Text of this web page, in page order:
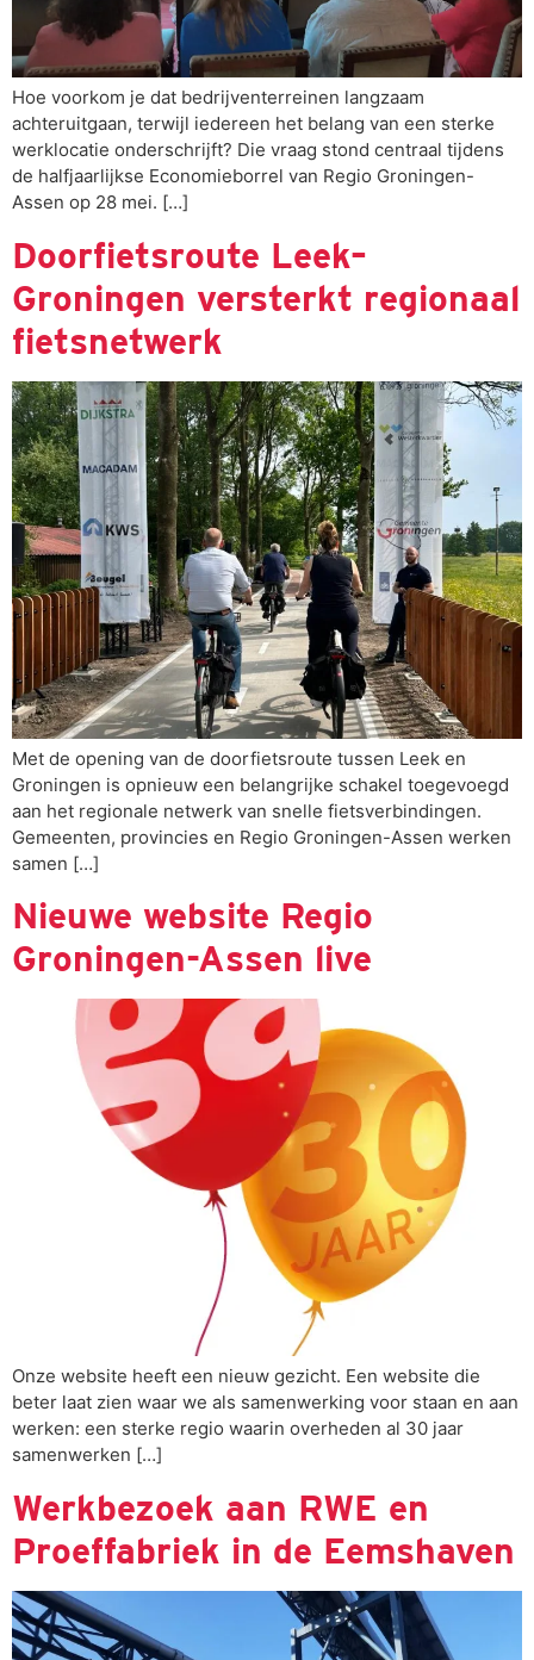
Hoe voorkom je dat bedrijventerreinen langzaam
achteruitgaan, terwijl iedereen het belang van een sterke
werklocatie onderschrijft? Die vraag stond centraal tijdens
de halfjaarlijkse Economieborrel van Regio Groningen-
Assen op 28 mei. […]
Doorfietsroute Leek–
Groningen versterkt regionaal
fietsnetwerk
Met de opening van de doorfietsroute tussen Leek en
Groningen is opnieuw een belangrijke schakel toegevoegd
aan het regionale netwerk van snelle fietsverbindingen.
Gemeenten, provincies en Regio Groningen-Assen werken
samen […]
Nieuwe website Regio
Groningen-Assen live
Onze website heeft een nieuw gezicht. Een website die
beter laat zien waar we als samenwerking voor staan en aan
werken: een sterke regio waarin overheden al 30 jaar
samenwerken […]
Werkbezoek aan RWE en
Proeffabriek in de Eemshaven